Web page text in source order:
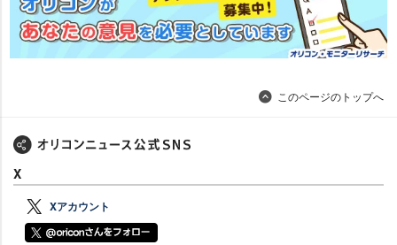
このページのトップへ
X
Xアカウント